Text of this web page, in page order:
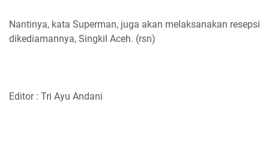
Nantinya, kata Superman, juga akan melaksanakan resepsi
dikediamannya, Singkil Aceh. (rsn)
Editor : Tri Ayu Andani